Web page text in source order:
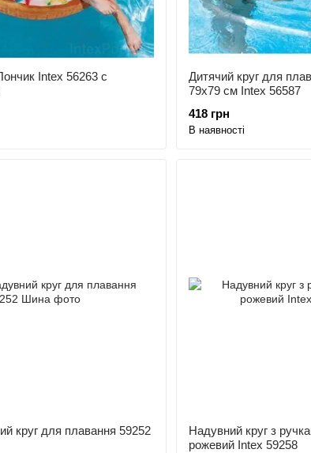
Intex 56263 с
Дитячий круг для
79х79 см Intex 56587
418 грн
В наявності
круг для плавання 59252
Надувний круг з
рожевий Intex 59258